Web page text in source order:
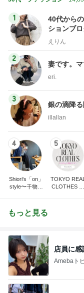
1
40代から
ションブ
えりん
2
妻です。マ
eri.
3
銀の滴降
illallan
4
Shiori's「on」
style〜干物女
5
TOKYO REAL
CLOTHES 大
もっと見る
店員に
Amebaト